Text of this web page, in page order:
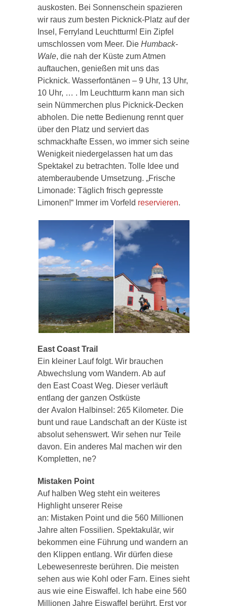
auskosten. Bei Sonnenschein spazieren
wir raus zum besten Picknick-Platz auf der
Insel, Ferryland Leuchtturm! Ein Zipfel
umschlossen vom Meer. Die Humback-
Wale, die nah der Küste zum Atmen
auftauchen, genießen mit uns das
Picknick. Wasserfontänen – 9 Uhr, 13 Uhr,
10 Uhr, … . Im Leuchtturm kann man sich
sein Nümmerchen plus Picknick-Decken
abholen. Die nette Bedienung rennt quer
über den Platz und serviert das
schmackhafte Essen, wo immer sich seine
Wenigkeit niedergelassen hat um das
Spektakel zu betrachten. Tolle Idee und
atemberaubende Umsetzung. „Frische
Limonade: Täglich frisch gepresste
Limonen!“ Immer im Vorfeld reservieren.
East Coast Trail
Ein kleiner Lauf folgt. Wir brauchen
Abwechslung vom Wandern. Ab auf
den East CoastWeg. Dieser verläuft
entlang der ganzen Ostküste
der Avalon Halbinsel: 265 Kilometer. Die
bunt und raue Landschaft an der Küste ist
absolut sehenswert. Wir sehen nur Teile
davon. Ein anderes Mal machen wir den
Kompletten, ne?
Mistaken Point
Auf halben Weg steht ein weiteres
Highlight unserer Reise
an: Mistaken Pointund die 560 Millionen
Jahre alten Fossilien. Spektakulär, wir
bekommen eine Führung und wandern an
den Klippen entlang. Wir dürfen diese
Lebewesenreste berühren. Die meisten
sehen aus wie Kohl oder Farn. Eines sieht
aus wie eine Eiswaffel. Ich habe eine 560
Millionen Jahre Eiswaffel berührt. Erst vor